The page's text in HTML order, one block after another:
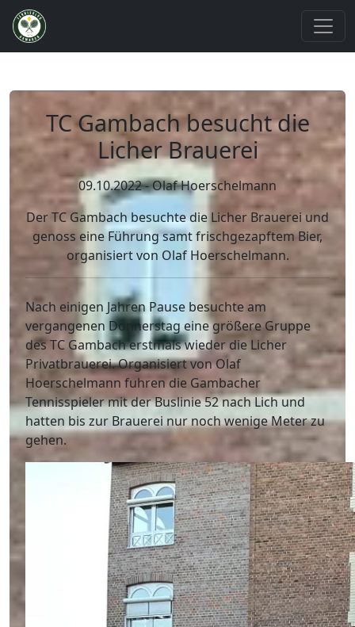
TC Gambach besucht die
Licher Brauerei
09.10.2022 - Olaf Hoerschelmann
Der TC Gambach besuchte die Licher Brauerei und
genoss eine Führung samt frischgezapftem Bier,
organisiert von Olaf Hoerschelmann.
Nach einigen Jahren Pause besuchte am
vergangenen Donnerstag eine größere Gruppe
des TC Gambach erstmals wieder die Licher
Privatbrauerei. Organisiert von Olaf
Hoerschelmann fuhren die Gambacher
Tennisspieler mit der Buslinie 52 nach Lich und
hatten bis zur Brauerei nur noch wenige Meter zu
gehen.